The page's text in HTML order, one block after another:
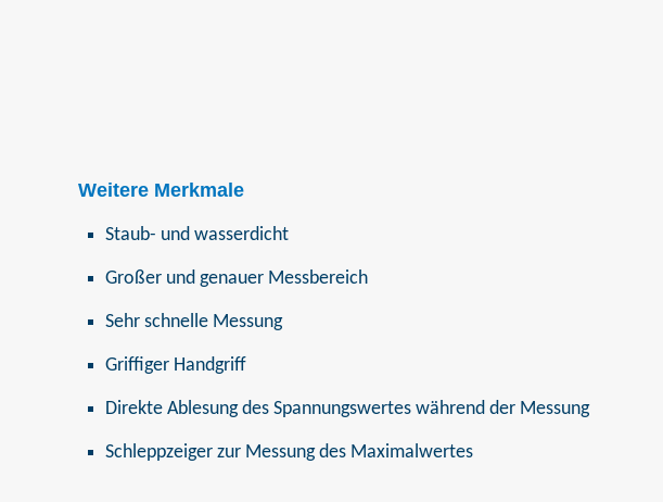
Weitere Merkmale
Staub- und wasserdicht
Großer und genauer Messbereich
Sehr schnelle Messung
Griffiger Handgriff
Direkte Ablesung des Spannungswertes während der Messung
Schleppzeiger zur Messung des Maximalwertes